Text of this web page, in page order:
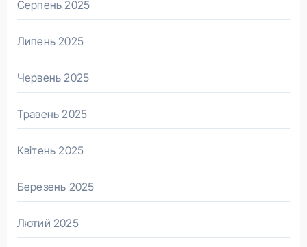
Серпень 2025
Липень 2025
Червень 2025
Травень 2025
Квітень 2025
Березень 2025
Лютий 2025